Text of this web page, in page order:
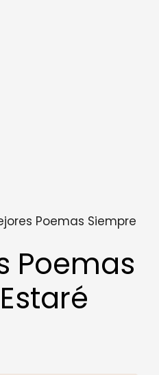
Poemas Siempre
Poemas